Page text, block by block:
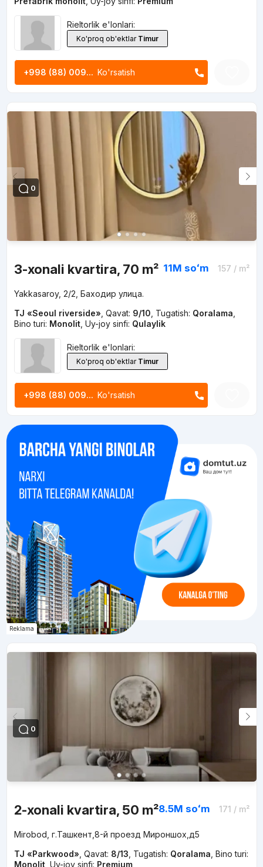
Rieltorlik e'lonlari:
Ko'proq ob'ektlar Timur
+998 (88) 009... Ko'rsatish
0
3-xonali kvartira, 70 m² 11M soʻm 157 / m²
Yakkasaroy, 2/2, Баходир улица.
TJ «Seoul riverside» Qavat: 9/10 Tugatish: Qoralama
Bino turi: Monolit, Uy-joy sinfi: Qulaylik
Rieltorlik e'lonlari:
Ko'proq ob'ektlar Timur
+998 (88) 009... Ko'rsatish
Reklama
0
2-xonali kvartira, 50 m²8.5M soʻm 171 / m²
Mirobod, г.Ташкент,8-й проезд Мироншох,д5
TJ «Parkwood» Qavat: 8/13 Tugatish: Qoralama Bino turi:
Monolit, Uy-joy sinfi: Premium